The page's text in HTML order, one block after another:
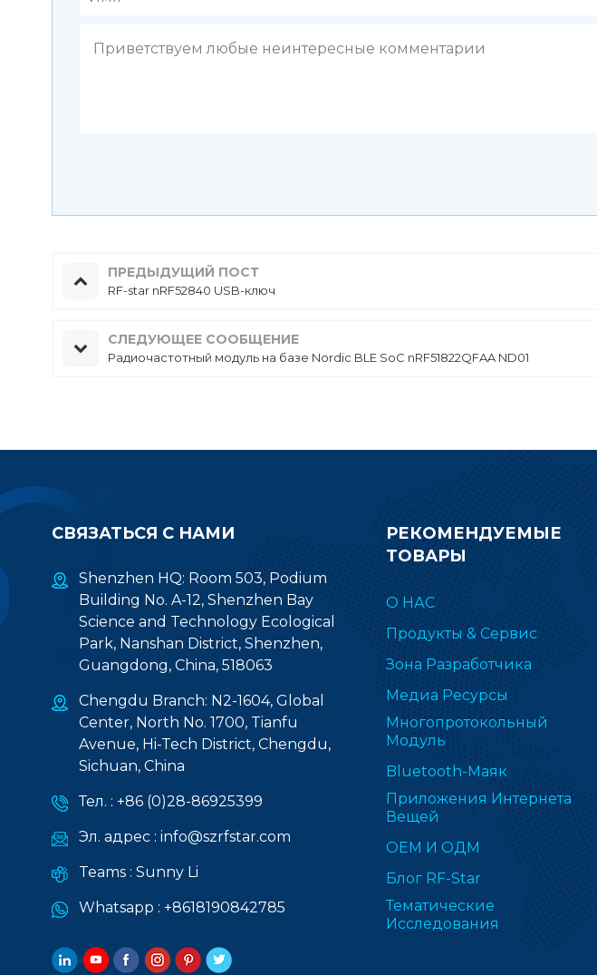
ПРЕДЫДУЩИЙ ПОСТ
RF-star nRF52840 USB-ключ
СЛЕДУЮЩЕЕ СООБЩЕНИЕ
Радиочастотный модуль на базе Nordic BLE SoC nRF51822QFAA ND01
СВЯЗАТЬСЯ С НАМИ
Shenzhen HQ: Room 503, Podium
Building No. A-12, Shenzhen Bay
Science and Technology Ecological
Park, Nanshan District, Shenzhen,
Guangdong, China, 518063
Chengdu Branch: N2-1604, Global
Center, North No. 1700, Tianfu
Avenue, Hi-Tech District, Chengdu,
Sichuan, China
Тел. : +86 (0)28-86925399
Эл. адрес : info@szrfstar.com
Teams : Sunny Li
Whatsapp : +8618190842785
РЕКОМЕНДУЕМЫЕ
ТОВАРЫ
О НАС
Продукты & Сервис
Зона Разработчика
Медиа Ресурсы
Многопротокольный
Модуль
Bluetooth-Маяк
Приложения Интернета
Вещей
ОЕМ И ОДМ
Блог RF-Star
Тематические
Исследования